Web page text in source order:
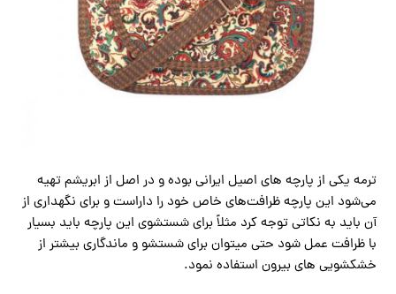
ترمه یکی از پارچه های اصیل ایرانی بوده و در اصل از ابریشم تهیه
می‌شود این پارچه ظرافت‌های خاص خود را داراست و برای نگهداری از
آن باید به نکاتی توجه کرد مثلاً برای شستشوی این پارچه باید بسیار
با ظرافت عمل شود حتی میتوان برای شستشو و ماندگاری بیشتر از
خشکشویی های بیرون استفاده نمود.